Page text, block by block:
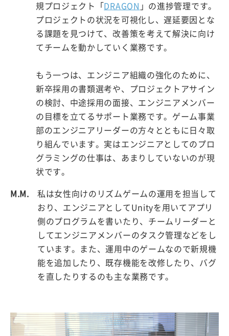
規プロジェクト「 DRAGON 」の進捗管理です。
プロジェクトの状況を可視化し、遅延要因とな
る課題を見つけて、改善策を考えて解決に向け
てチームを動かしていく業務です。
もう一つは、エンジニア組織の強化のために、
新卒採用の書類選考や、プロジェクトアサイン
の検討、中途採用の面接、エンジニアメンバー
の目標を立てるサポート業務です。ゲーム事業
部のエンジニアリーダーの方々とともに日々取
り組んでいます。実はエンジニアとしてのプロ
グラミングの仕事は、あまりしていないのが現
状です。
M.M.
私は女性向けのリズムゲームの運用を担当して
おり、エンジニアとしてUnityを用いてアプリ
側のプログラムを書いたり、チームリーダーと
してエンジニアメンバーのタスク管理などをし
ています。また、運用中のゲームなので新規機
能を追加したり、既存機能を改修したり、バグ
を直したりするのも主な業務です。